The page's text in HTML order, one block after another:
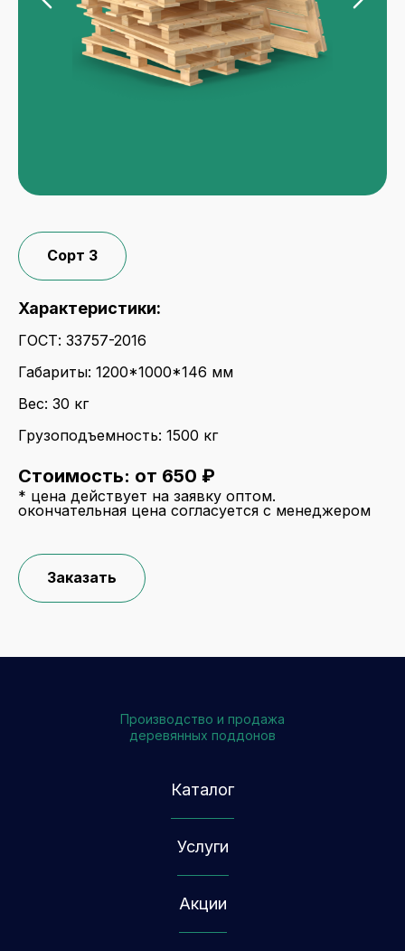
Сорт 3
Характеристики:
ГОСТ: 33757-2016
Габариты: 1200*1000*146 мм
Вес: 30 кг
Грузоподъемность: 1500 кг
Стоимость: от 650 ₽
* цена действует на заявку оптом.
окончательная цена согласуется с менеджером
Заказать
Производство и продажа
деревянных поддонов
Каталог
Услуги
Акции